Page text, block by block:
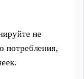
не
потребления,